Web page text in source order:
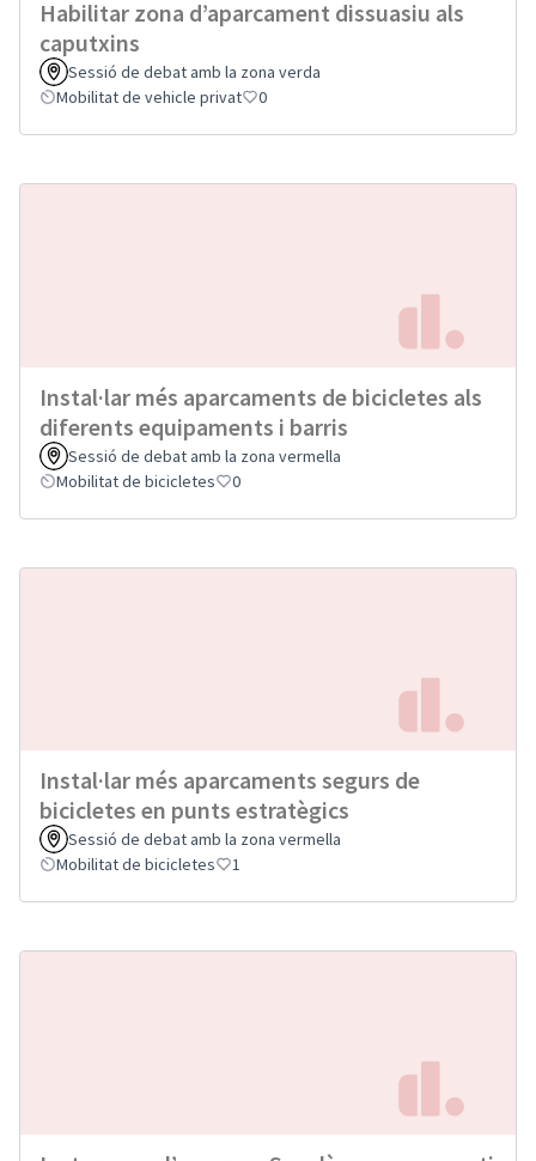
Habilitar zona d’aparcament dissuasiu als
caputxins
Sessió de debat amb la zona verda
Mobilitat de vehicle privat
0
Instal·lar més aparcaments de bicicletes als
diferents equipaments i barris
Sessió de debat amb la zona vermella
Mobilitat de bicicletes
0
Instal·lar més aparcaments segurs de
bicicletes en punts estratègics
Sessió de debat amb la zona vermella
Mobilitat de bicicletes
1